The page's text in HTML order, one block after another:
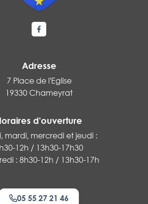
Lien vers le compte Facebook
Adresse
7 Place de l'Eglise
19330 Chameyrat
d'ouverture
mardi, mercredi et jeudi :
12h / 13h30-17h30
: 8h30-12h / 13h30-17h
05 55 27 21 46